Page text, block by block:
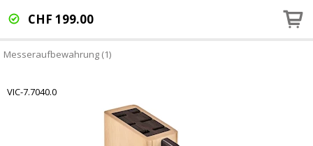
CHF 199.00
Messeraufbewahrung (1)
VIC-7.7040.0